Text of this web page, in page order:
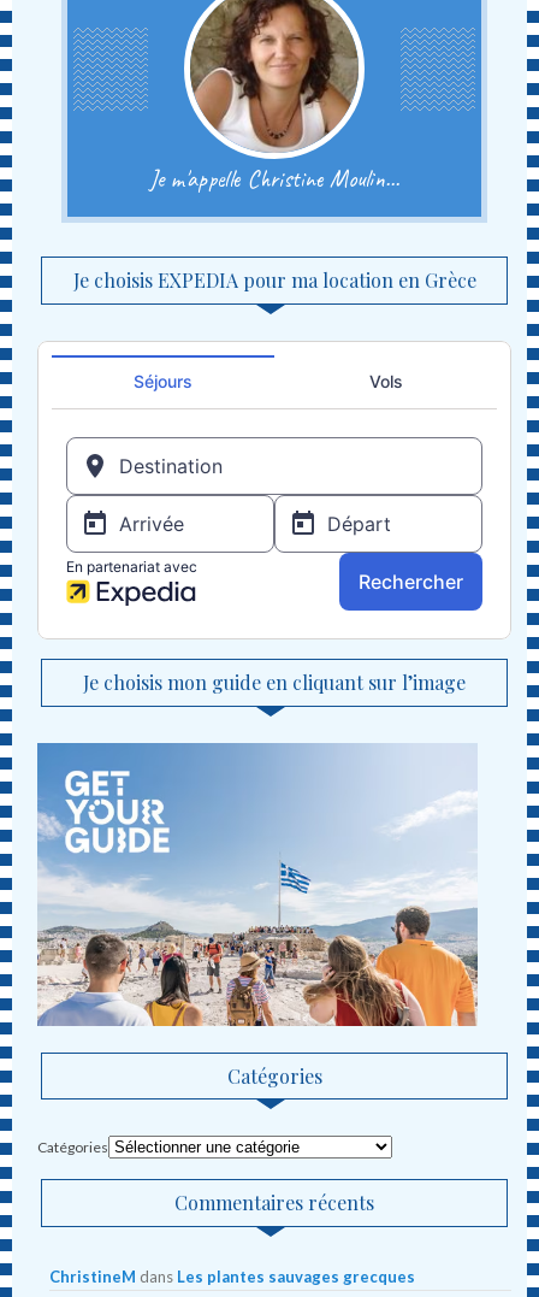
Je m'appelle Christine Moulin...
Je choisis EXPEDIA pour ma location en Grèce
Je choisis mon guide en cliquant sur l’image
Catégories
Catégories
Commentaires récents
ChristineM dans Les plantes sauvages grecques